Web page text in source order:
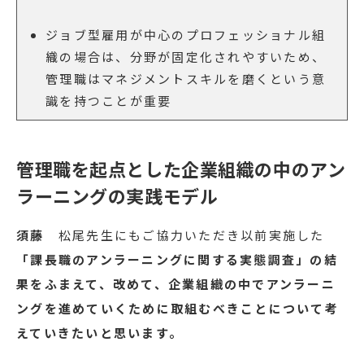
ジョブ型雇用が中心のプロフェッショナル組
織の場合は、分野が固定化されやすいため、
管理職はマネジメントスキルを磨くという意
識を持つことが重要
管理職を起点とした企業組織の中のアン
ラーニングの実践モデル
須藤
松尾先生にもご協力いただき以前実施した
「課長職のアンラーニングに関する実態調査」の結
果をふまえて、改めて、企業組織の中でアンラーニ
ングを進めていくために取組むべきことについて考
えていきたいと思います。